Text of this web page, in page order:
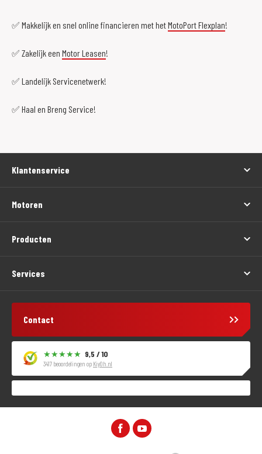
✅ Makkelijk en snel online financieren met hetMotoPort Flexplan!
✅ Zakelijk een Motor Leasen!
✅ Landelijk Servicenetwerk!
✅ Haal en Breng Service!
Klantenservice
Motoren
Producten
Services
Contact
9,5 / 10
3417 beoordelingen op KiyOh.nl